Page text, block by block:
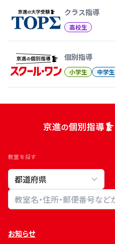
クラス指導
高校生
個別指導
小学生 中学生
教室を探す
教室検索
お知らせ